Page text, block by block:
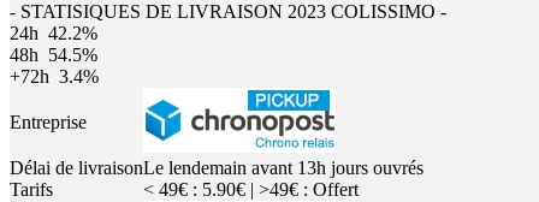
- STATISIQUES DE LIVRAISON 2023 COLISSIMO -
24h 42.2%
48h 54.5%
+72h 3.4%
Entreprise
Délai de livraisonLe lendemain avant 13h jours ouvrés
Tarifs
< 49€ : 5.90€ | >49€ : Offert